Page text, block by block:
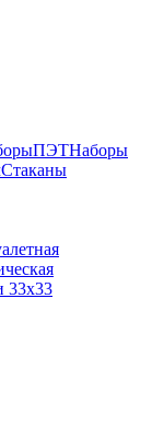
ПЭТНаборы
Стаканы
33х33